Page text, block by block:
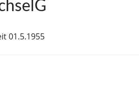
01.5.1955